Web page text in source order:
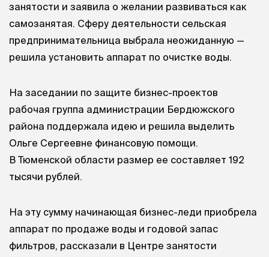
занятости и заявила о желании развиваться как
самозанятая. Сферу деятельности сельская
предпринимательница выбрала неожиданную —
решила установить аппарат по очистке воды.
На заседании по защите бизнес-проектов
рабочая группа администрации Бердюжского
района поддержала идею и решила выделить
Ольге Сергеевне финансовую помощи.
В Тюменской области размер ее составляет 192
тысячи рублей.
На эту сумму начинающая бизнес-леди приобрела
аппарат по продаже воды и годовой запас
фильтров, рассказали в Центре занятости